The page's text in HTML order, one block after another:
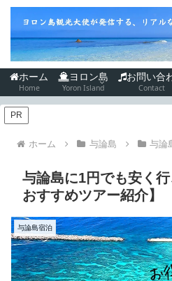
ホーム
Home
ヨロン島
Yoron Island
お問い合
Contact
ホーム 与論島 与論
PR
与論島に1円でも安く
おすすめツアー紹介】
与論島宿泊